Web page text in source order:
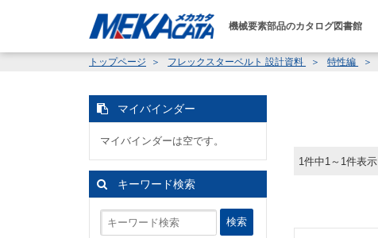
機械要素部品のカタログ図書館
トップページ フレックスターベルト 設計資料 特性編
1件中1～1件表示
マイバインダー
マイバインダーは空です。
キーワード検索
検索